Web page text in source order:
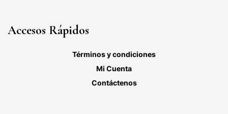
Accesos Rápidos
Términos y condiciones
Mi Cuenta
Contáctenos